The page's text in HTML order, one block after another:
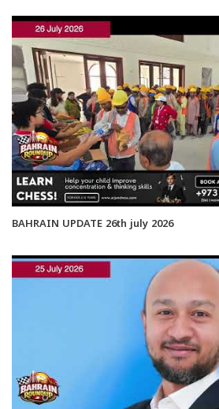
BAHRAIN UPDATE 26th july 2026